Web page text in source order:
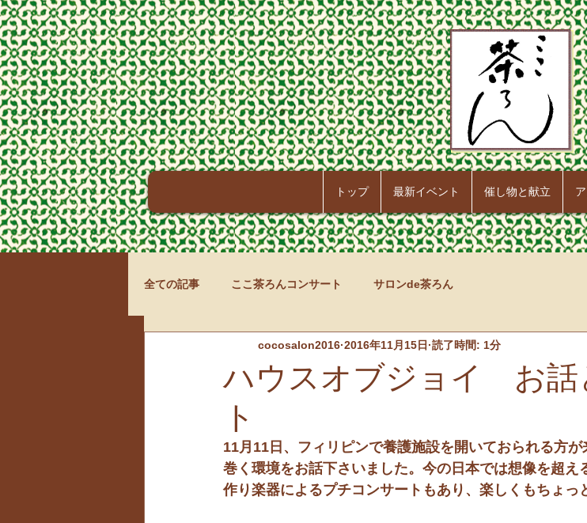
トップ 最新イベント 催し物と献立
全ての記事 ここ茶ろんコンサート サロンde茶ろん
ハウスオブジョイ お話
ト
cocosalon2016 2016年11月15日 読了時間: 1分
11月11日、フィリピンで養護施設を開いておられる方
巻く環境をお話下さいました。今の日本では想像を超
作り楽器によるプチコンサートもあり、楽しくもちょっ